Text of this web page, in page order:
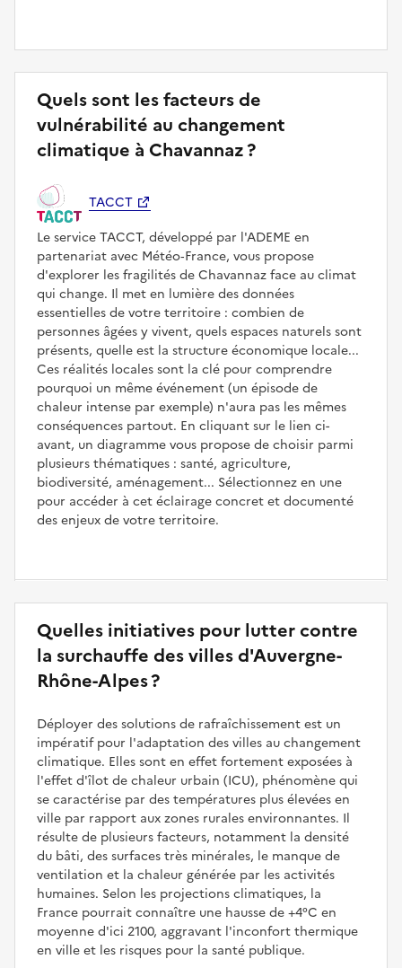
Quels sont les facteurs de
vulnérabilité au changement
climatique à Chavannaz ?
TACCT
Le service TACCT, développé par l'ADEME en
partenariat avec Météo‑France, vous propose
d'explorer les fragilités de Chavannaz face au climat
qui change. Il met en lumière des données
essentielles de votre territoire : combien de
personnes âgées y vivent, quels espaces naturels sont
présents, quelle est la structure économique locale...
Ces réalités locales sont la clé pour comprendre
pourquoi un même événement (un épisode de
chaleur intense par exemple) n'aura pas les mêmes
conséquences partout. En cliquant sur le lien ci-
avant, un diagramme vous propose de choisir parmi
plusieurs thématiques : santé, agriculture,
biodiversité, aménagement... Sélectionnez en une
pour accéder à cet éclairage concret et documenté
des enjeux de votre territoire.
Quelles initiatives pour lutter contre
la surchauffe des villes d'Auvergne-
Rhône-Alpes ?
Déployer des solutions de rafraîchissement est un
impératif pour l'adaptation des villes au changement
climatique. Elles sont en effet fortement exposées à
l'effet d'îlot de chaleur urbain (ICU), phénomène qui
se caractérise par des températures plus élevées en
ville par rapport aux zones rurales environnantes. Il
résulte de plusieurs facteurs, notamment la densité
du bâti, des surfaces très minérales, le manque de
ventilation et la chaleur générée par les activités
humaines. Selon les projections climatiques, la
France pourrait connaître une hausse de +4°C en
moyenne d'ici 2100, aggravant l'inconfort thermique
en ville et les risques pour la santé publique.